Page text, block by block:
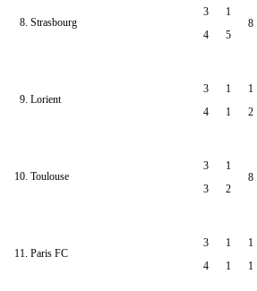
8. Strasbourg
3
4
1
5
8
9. Lorient
3
4
1
1
1
2
10. Toulouse
3
3
1
2
8
11. Paris FC
3
4
1
1
1
1